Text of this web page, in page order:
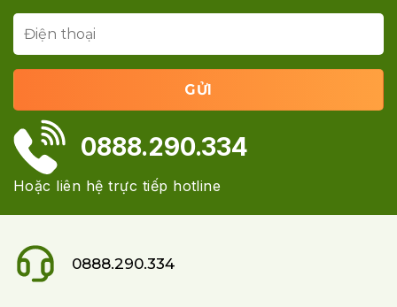
0888.290.334
Hoặc liên hệ trực tiếp hotline
0888.290.334